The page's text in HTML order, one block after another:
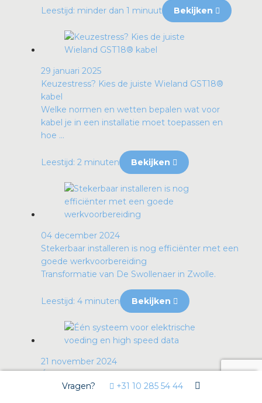
Leestijd: minder dan 1 minuut Bekijken
29 januari 2025
Keuzestress? Kies de juiste Wieland GST18®
kabel
Welke normen en wetten bepalen wat voor
kabel je in een installatie moet toepassen en
hoe ...
Leestijd: 2 minuten Bekijken
04 december 2024
Stekerbaar installeren is nog efficiënter met een
goede werkvoorbereiding
Transformatie van De Swollenaer in Zwolle.
Leestijd: 4 minuten Bekijken
21 november 2024
Één systeem voor elektrische voeding en high
speed data
Vragen? +31 10 285 54 44